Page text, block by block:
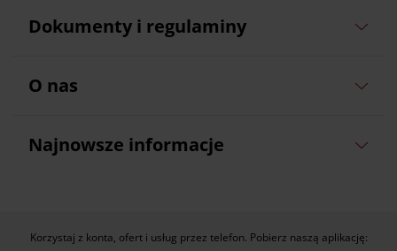
Dokumenty i regulaminy
O nas
Najnowsze informacje
Korzystaj z konta, ofert i usług przez telefon. Pobierz naszą aplikację: